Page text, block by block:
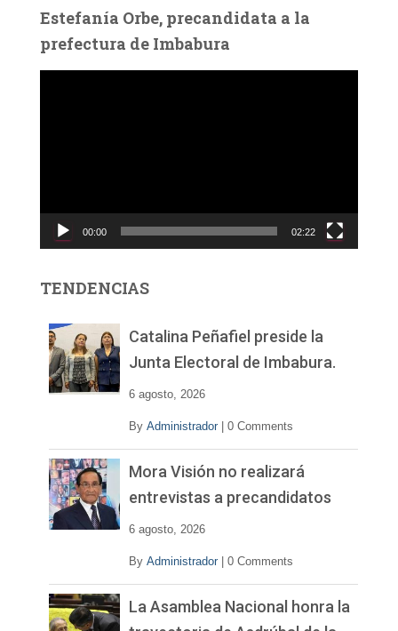
Estefanía Orbe, precandidata a la
prefectura de Imbabura
c
d
00:00 02:22
TENDENCIAS
Catalina Peñafiel preside la
Junta Electoral de Imbabura.
6 agosto, 2026
By Administrador 0 Comments
Mora Visión no realizará
entrevistas a precandidatos
6 agosto, 2026
By Administrador 0 Comments
La Asamblea Nacional honra la